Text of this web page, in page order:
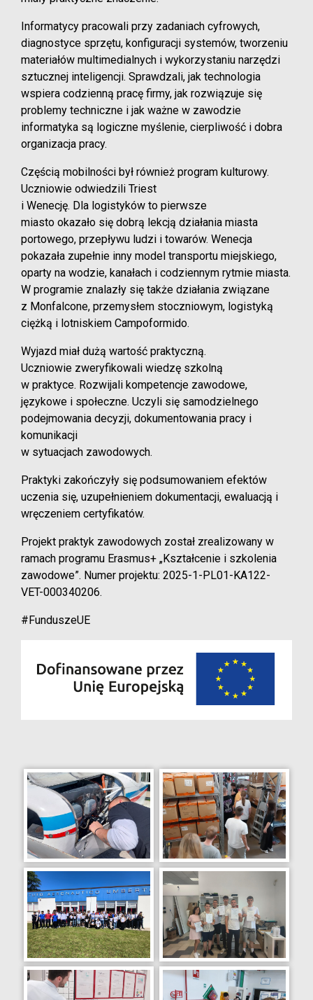
Informatycy pracowali przy zadaniach cyfrowych,
diagnostyce sprzętu, konfiguracji systemów, tworzeniu
materiałów multimedialnych i wykorzystaniu narzędzi
sztucznej inteligencji. Sprawdzali, jak technologia
wspiera codzienną pracę firmy, jak rozwiązuje się
problemy techniczne i jak ważne w zawodzie
informatyka są logiczne myślenie, cierpliwość i dobra
organizacja pracy.
Częścią mobilności był również program kulturowy.
Uczniowie odwiedzili Triest
i Wenecję. Dla logistyków to pierwsze
miasto okazało się dobrą lekcją działania miasta
portowego, przepływu ludzi i towarów. Wenecja
pokazała zupełnie inny model transportu miejskiego,
oparty na wodzie, kanałach i codziennym rytmie miasta.
W programie znalazły się także działania związane
z Monfalcone, przemysłem stoczniowym, logistyką
ciężką i lotniskiem Campoformido.
Wyjazd miał dużą wartość praktyczną.
Uczniowie zweryfikowali wiedzę szkolną
w praktyce. Rozwijali kompetencje zawodowe,
językowe i społeczne. Uczyli się samodzielnego
podejmowania decyzji, dokumentowania pracy i
komunikacji
w sytuacjach zawodowych.
Praktyki zakończyły się podsumowaniem efektów
uczenia się, uzupełnieniem dokumentacji, ewaluacją i
wręczeniem certyfikatów.
Projekt praktyk zawodowych został zrealizowany w
ramach programu Erasmus+ „Kształcenie i szkolenia
zawodowe”. Numer projektu: 2025-1-PL01-KA122-
VET-000340206.
#FunduszeUE